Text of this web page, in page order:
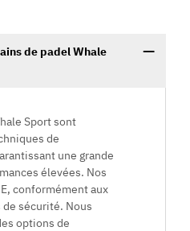
de padel Whale
Sport sont
de
une grande
élevées. Nos
conformément aux
sécurité. Nous
options de